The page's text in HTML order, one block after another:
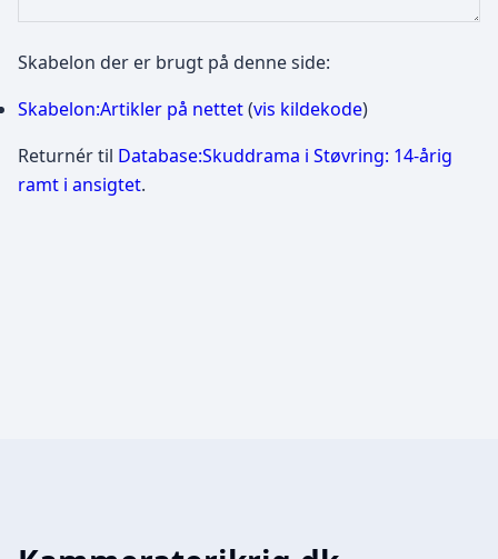
Skabelon der er brugt på denne side:
Skabelon:Artikler på nettet(vis kildekode)
Returnér til Database:Skuddrama i Støvring: 14-årig
ramt i ansigtet.